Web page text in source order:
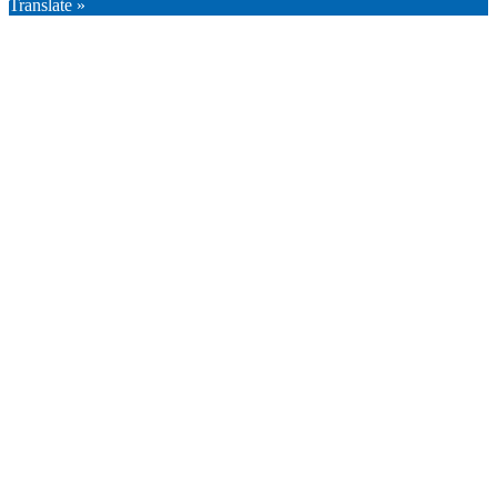
Translate »